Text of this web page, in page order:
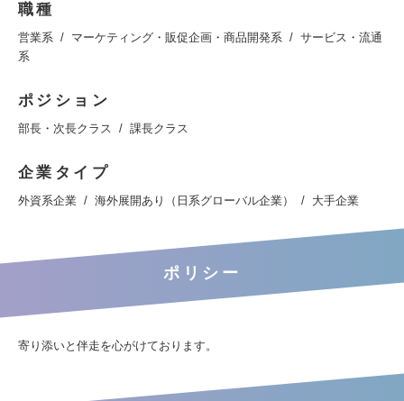
職種
営業系 マーケティング・販促企画・商品開発系
サービス・流通
系
ポジション
部長・次長クラス 課長クラス
企業タイプ
外資系企業 海外展開あり（日系グローバル企業） 大手企業
ポリシー
寄り添いと伴走を心がけております。